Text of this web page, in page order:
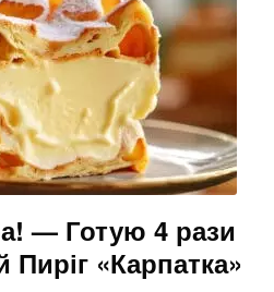
— Готую 4 рази
«Карпатка»